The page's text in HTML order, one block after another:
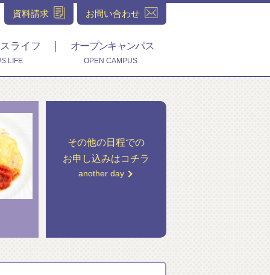
資料請求 お問い合わせ
ライフ
LIFE
オープンキャンパス
OPEN CAMPUS
その他の日程での
お申し込みはコチラ
another day